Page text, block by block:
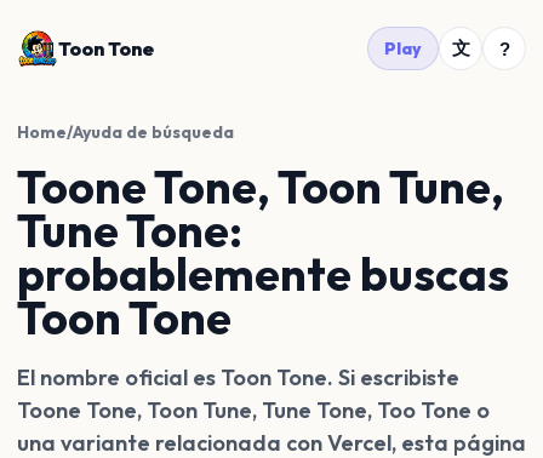
Toon Tone Play 文 ?
Home/Ayuda de búsqueda
Toone Tone, Toon Tune,
Tune Tone:
probablemente buscas
Toon Tone
El nombre oficial es Toon Tone. Si escribiste
Toone Tone, Toon Tune, Tune Tone, Too Tone o
una variante relacionada con Vercel, esta página